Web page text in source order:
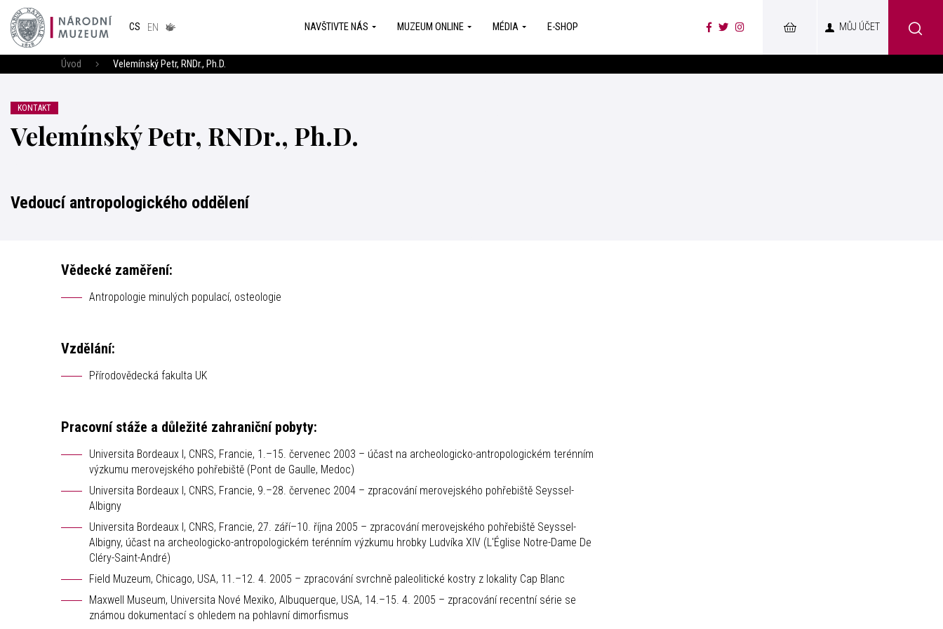
CS EN
v českém
NAVŠTIVTE NÁS MUZEUM ONLINE MÉDIA E-SHOP MŮJ ÚČET
Úvod Velemínský Petr, RNDr., Ph.D.
KONTAKT
Velemínský Petr, RNDr., Ph.D.
Vedoucí antropologického oddělení
Vědecké zaměření:
Antropologie minulých populací, osteologie
Vzdělání:
Přírodovědecká fakulta UK
Pracovní stáže a důležité zahraniční pobyty:
Universita Bordeaux I, CNRS, Francie, 1.–15. červenec 2003 – účast na archeologicko-antropologickém terénním
výzkumu merovejského pohřebiště (Pont de Gaulle, Medoc)
Universita Bordeaux I, CNRS, Francie, 9.–28. červenec 2004 – zpracování merovejského pohřebiště Seyssel-
Albigny
Universita Bordeaux I, CNRS, Francie, 27. září–10. října 2005 – zpracování merovejského pohřebiště Seyssel-
Albigny, účast na archeologicko-antropologickém terénním výzkumu hrobky Ludvíka XIV (L'Église Notre-Dame De
Cléry-Saint-André)
Field Muzeum, Chicago, USA, 11.–12. 4. 2005 – zpracování svrchně paleolitické kostry z lokality Cap Blanc
Maxwell Museum, Universita Nové Mexiko, Albuquerque, USA, 14.–15. 4. 2005 – zpracování recentní série se
známou dokumentací s ohledem na pohlavní dimorfismus